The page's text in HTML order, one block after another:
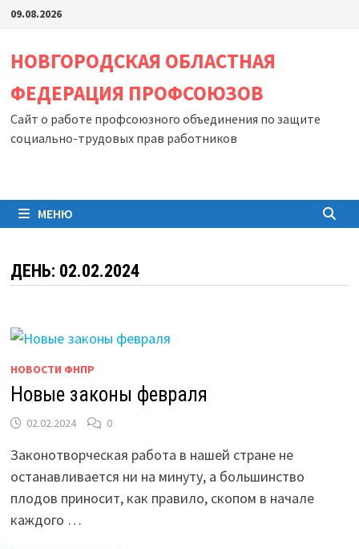
Перейти
содержимому
09.08.2026
НОВГОРОДСКАЯ ОБЛАСТНАЯ
ФЕДЕРАЦИЯ ПРОФСОЮЗОВ
Сайт о работе профсоюзного объединения по защите
социально-трудовых прав работников
МЕНЮ
ДЕНЬ: 02.02.2024
НОВОСТИ ФНПР
Новые законы февраля
02.02.2024 0
Законотворческая работа в нашей стране не
останавливается ни на минуту, а большинство
плодов приносит, как правило, скопом в начале
каждого …